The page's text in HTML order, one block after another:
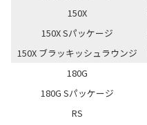
150X
150X Sパッケージ
150X ブラッキッシュラウンジ
180G
180G Sパッケージ
RS